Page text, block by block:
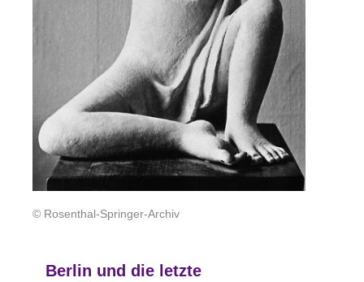
© Rosenthal-Springer-Archiv
Berlin und die letzte